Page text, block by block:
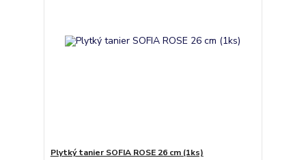
Plytký tanier SOFIA ROSE 26 cm (1ks)